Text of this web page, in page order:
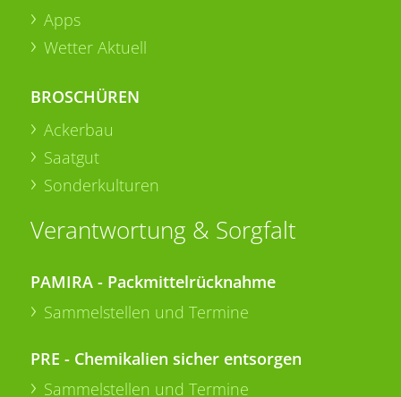
Apps
Wetter Aktuell
BROSCHÜREN
Ackerbau
Saatgut
Sonderkulturen
Verantwortung & Sorgfalt
PAMIRA - Packmittelrücknahme
Sammelstellen und Termine
PRE - Chemikalien sicher entsorgen
Sammelstellen und Termine